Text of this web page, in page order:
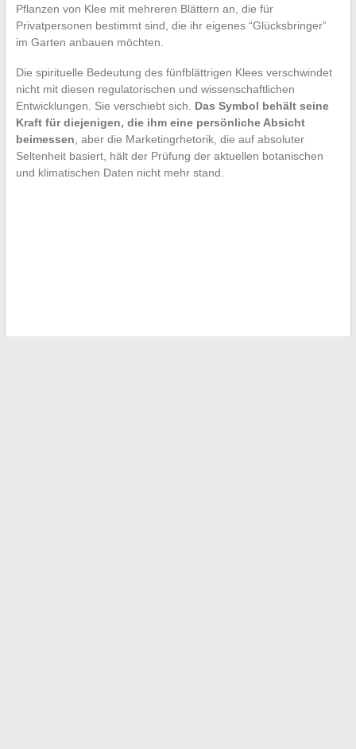
Pflanzen von Klee mit mehreren Blättern an, die für
Privatpersonen bestimmt sind, die ihr eigenes “Glücksbringer”
im Garten anbauen möchten.
Die spirituelle Bedeutung des fünfblättrigen Klees verschwindet
nicht mit diesen regulatorischen und wissenschaftlichen
Entwicklungen. Sie verschiebt sich. Das Symbol behält seine
Kraft für diejenigen, die ihm eine persönliche Absicht
beimessen, aber die Marketingrhetorik, die auf absoluter
Seltenheit basiert, hält der Prüfung der aktuellen botanischen
und klimatischen Daten nicht mehr stand.